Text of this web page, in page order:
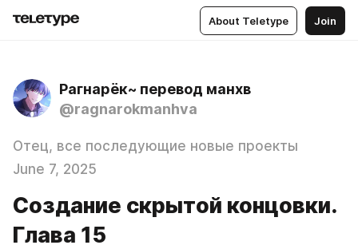
About Teletype Join
Рагнарёк~ перевод манхв
@ragnarokmanhva
Отец, все последующие новые проекты
June 7, 2025
Создание скрытой концовки.
Глава 15